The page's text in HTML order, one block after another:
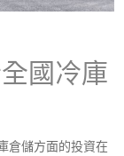
國冷庫
倉儲方面的投資在